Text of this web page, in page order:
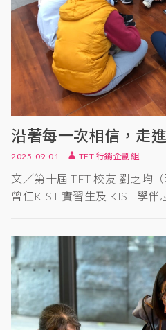
沿著每一次相信，走
2025-09-01 TFT 行銷企劃組
文／第十屆 TFT 校友 劉芝均
曾任KIST 實習生及 KIST 學伴